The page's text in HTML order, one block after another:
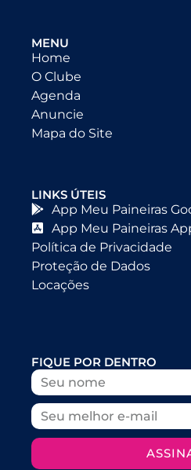
MENU
Home
O Clube
Agenda
Anuncie
Mapa do Site
LINKS ÚTEIS
App Meu Paineiras
App Meu Paineiras
Política de Privacidade
Proteção de Dados
Locações
FIQUE POR DENTRO